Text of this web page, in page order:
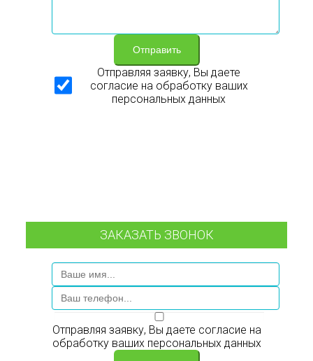
Отправить
Отправляя заявку, Вы даете
согласие на обработку ваших
персональных данных
ЗАКАЗАТЬ ЗВОНОК
Отправляя заявку, Вы даете согласие на
обработку ваших персональных данных